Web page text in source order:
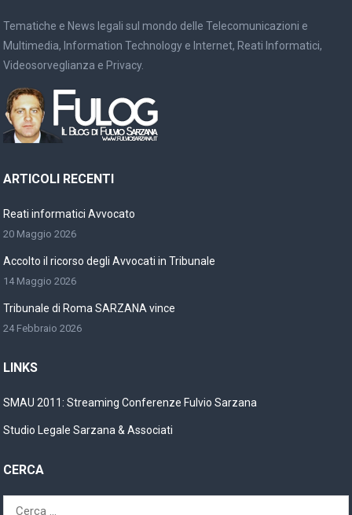
Tematiche e News legali sul mondo delle Telecomunicazioni e
Multimedia, Information Technology e Internet, Reati Informatici,
Videosorveglianza e Privacy.
ARTICOLI RECENTI
Reati informatici Avvocato
20 Maggio 2026
Accolto il ricorso degli Avvocati in Tribunale
14 Maggio 2026
Tribunale di Roma SARZANA vince
24 Febbraio 2026
LINKS
SMAU 2011: Streaming Conferenze Fulvio Sarzana
Studio Legale Sarzana & Associati
CERCA
Ricerca